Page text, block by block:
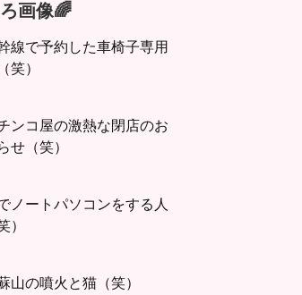
画像🌈
線で予約した車椅子専用
笑）
ンコ屋の激熱な閉店のお
せ（笑）
ノートパソコンをする人
）
山の噴火と猫（笑）